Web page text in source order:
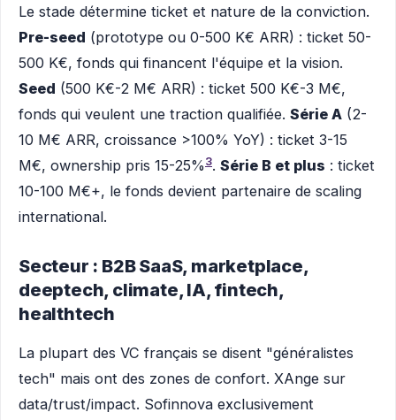
Le stade détermine ticket et nature de la conviction.
Pre-seed (prototype ou 0-500 K€ ARR) : ticket 50-
500 K€, fonds qui financent l'équipe et la vision.
Seed (500 K€-2 M€ ARR) : ticket 500 K€-3 M€,
fonds qui veulent une traction qualifiée. Série A (2-
10 M€ ARR, croissance >100% YoY) : ticket 3-15
M€, ownership pris 15-25% 3. Série B et plus : ticket
10-100 M€+, le fonds devient partenaire de scaling
international.
Secteur : B2B SaaS, marketplace,
deeptech, climate, IA, fintech,
healthtech
La plupart des VC français se disent "généralistes
tech" mais ont des zones de confort. XAnge sur
data/trust/impact. Sofinnova exclusivement